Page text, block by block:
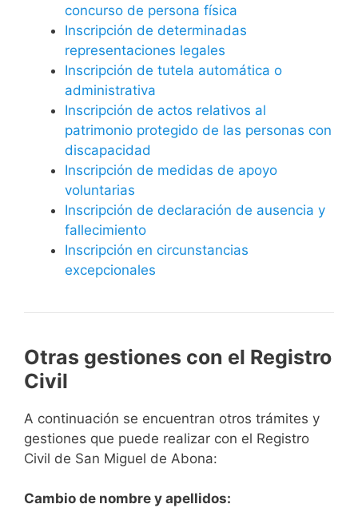
concurso de persona física
Inscripción de determinadas
representaciones legales
Inscripción de tutela automática o
administrativa
Inscripción de actos relativos al
patrimonio protegido de las personas con
discapacidad
Inscripción de medidas de apoyo
voluntarias
Inscripción de declaración de ausencia y
fallecimiento
Inscripción en circunstancias
excepcionales
Otras gestiones con el Registro
Civil
A continuación se encuentran otros trámites y
gestiones que puede realizar con el Registro
Civil de San Miguel de Abona:
Cambio de nombre y apellidos: